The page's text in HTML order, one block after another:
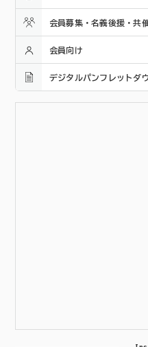
会員募集・名義後援・共
会員向け
デジタルパンフレットダ